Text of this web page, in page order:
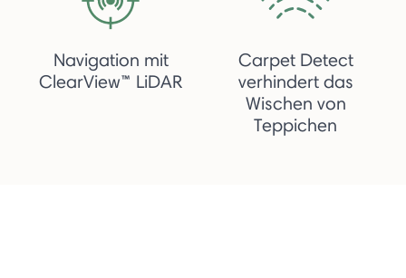
Navigation mit
ClearView™ LiDAR
Carpet Detect
verhindert das
Wischen von
Teppichen